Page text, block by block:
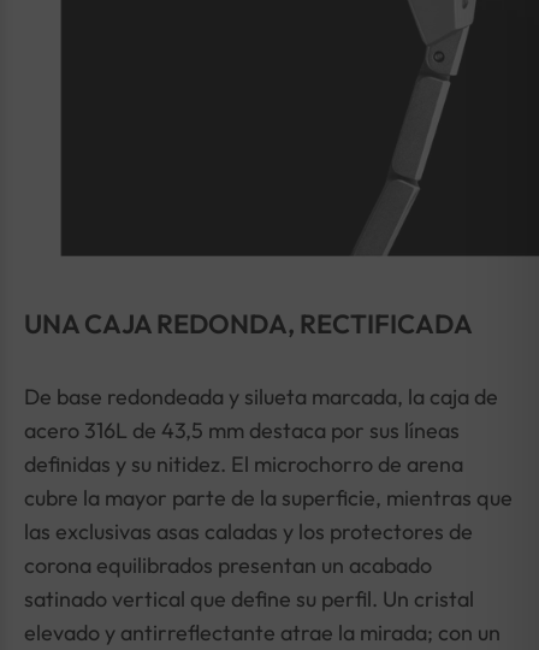
UNA CAJA REDONDA, RECTIFICADA
De base redondeada y silueta marcada, la caja de
acero 316L de 43,5 mm destaca por sus líneas
definidas y su nitidez. El microchorro de arena
cubre la mayor parte de la superficie, mientras que
las exclusivas asas caladas y los protectores de
corona equilibrados presentan un acabado
satinado vertical que define su perfil. Un cristal
elevado y antirreflectante atrae la mirada; con un